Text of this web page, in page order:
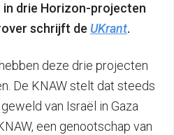
in drie Horizon-projecten
schrijft de UKrant.
deze drie projecten
De KNAW stelt dat steeds
van Israël in Gaza
een genootschap van